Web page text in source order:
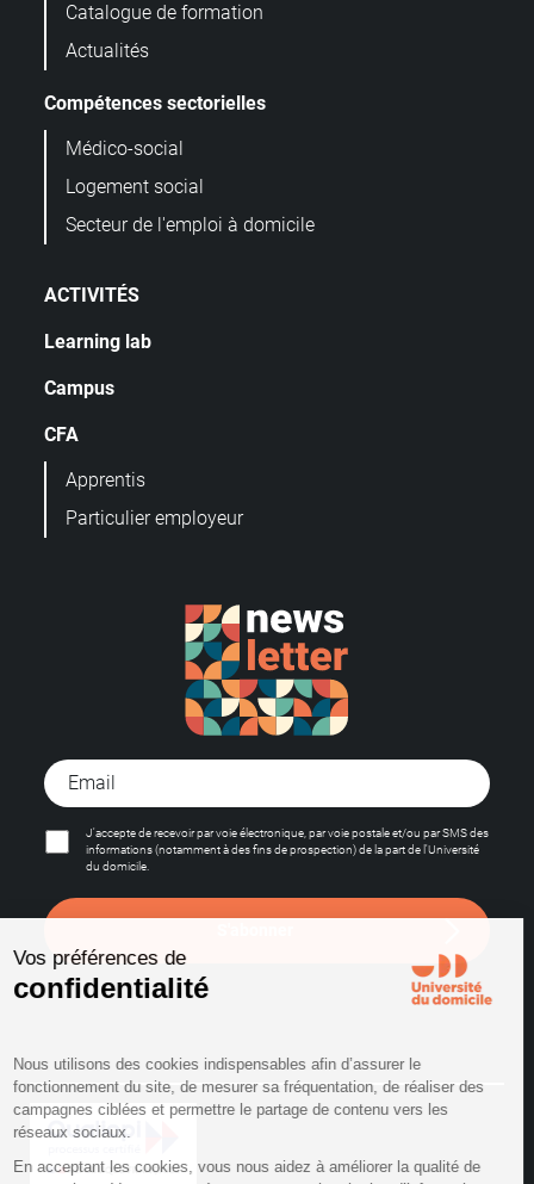
Catalogue de formation
Actualités
Compétences sectorielles
Médico-social
Logement social
Secteur de l'emploi à domicile
ACTIVITÉS
Learning lab
Campus
CFA
Apprentis
Particulier employeur
J'accepte de recevoir par voie électronique, par voie postale et/ou par SMS des
informations (notamment à des fins de prospection) de la part de l'Université
du domicile.